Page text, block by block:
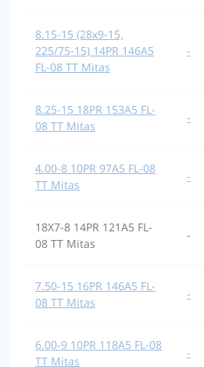
8.15-15 (28х9-15,
225/75-15) 14PR 146A5
FL-08 TT Mitas
-
8.25-15 18PR 153A5 FL-
08 TT Mitas
-
4.00-8 10PR 97A5 FL-08
TT Mitas
-
18X7-8 14PR 121A5 FL-
08 TT Mitas
-
7.50-15 16PR 146A5 FL-
08 TT Mitas
-
6.00-9 10PR 118A5 FL-08
TT Mitas
-